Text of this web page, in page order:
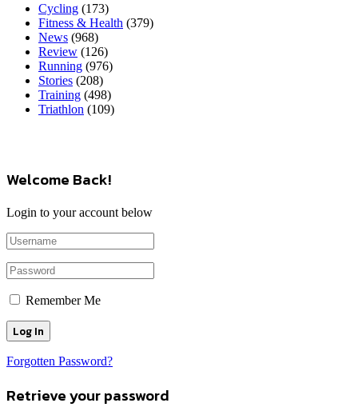
Cycling (173)
Fitness & Health (379)
News (968)
Review (126)
Running (976)
Stories (208)
Training (498)
Triathlon (109)
Welcome Back!
Login to your account below
Remember Me
Forgotten Password?
Retrieve your password